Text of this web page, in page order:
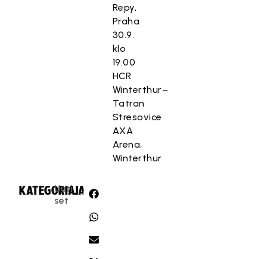
Repy,
Praha
30.9.
klo
19.00
HCR
Winterthur–
Tatran
Stresovice
AXA
Arena,
Winterthur
KATEGORIA:
Uuti
set
JAA: